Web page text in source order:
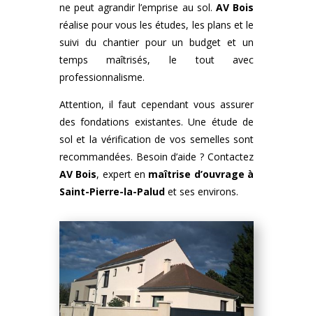
ne peut agrandir l’emprise au sol. AV Bois
réalise pour vous les études, les plans et le
suivi du chantier pour un budget et un
temps maîtrisés, le tout avec
professionnalisme.
Attention, il faut cependant vous assurer
des fondations existantes. Une étude de
sol et la vérification de vos semelles sont
recommandées. Besoin d’aide ? Contactez
AV Bois, expert en maîtrise d’ouvrage à
Saint-Pierre-la-Paludet ses environs.